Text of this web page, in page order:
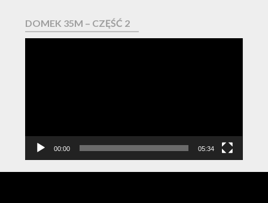
DOMEK 35M – CZĘŚĆ 2
00:00 05:34